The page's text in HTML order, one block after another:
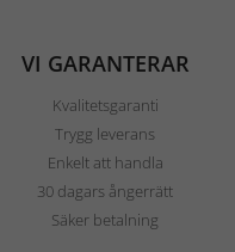
VI GARANTERAR
Kvalitetsgaranti
Trygg leverans
Enkelt att handla
30 dagars ångerrätt
Säker betalning